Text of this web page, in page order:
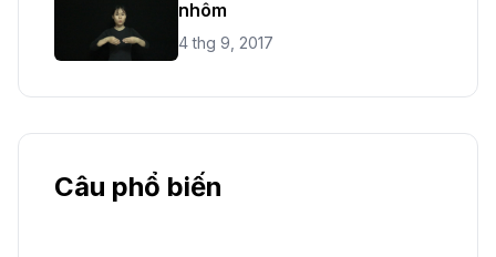
nhôm
4 thg 9, 2017
Câu phổ biến